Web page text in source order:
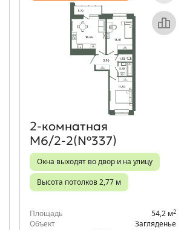
Объект месяца
2‑комнатная
М6/2-2(№337)
Окна выходят во двор и на улицу
Высота потолков 2,77 м
Площадь 54,2 м2
Объект
Загляденье